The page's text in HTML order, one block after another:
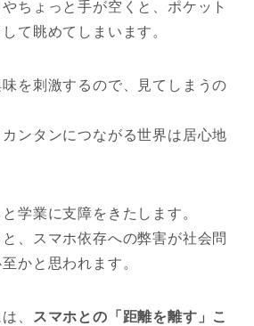
ちょっと手が空くと、ポケット
て眺めてしまいます。
を刺激するので、見てしまうの
ンタンにつながる世界は居心地
学業に支障をきたします。
、スマホ依存への弊害が社会問
かと思われます。
、
スマホとの「距離を離す」こ